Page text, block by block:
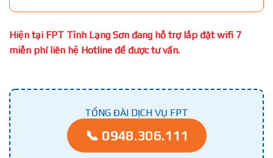
Hiện tại FPT Tỉnh Lạng Sơn đang hỗ trợ lắp đặt wifi 7
miễn phí liên hệ Hotline để được tư vấn.
TỔNG ĐÀI DỊCH VỤ FPT
📞 0948.306.111